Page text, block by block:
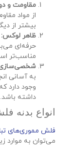
مقاومت و
از مواد
بیشتر از
ظاهر لوکس:
حرفه‌ای
مناسب‌تر
به آسانی
وجود دارد
داشته باشد.
انواع بدنه
فلش مموری‌های
می‌توان به موارد